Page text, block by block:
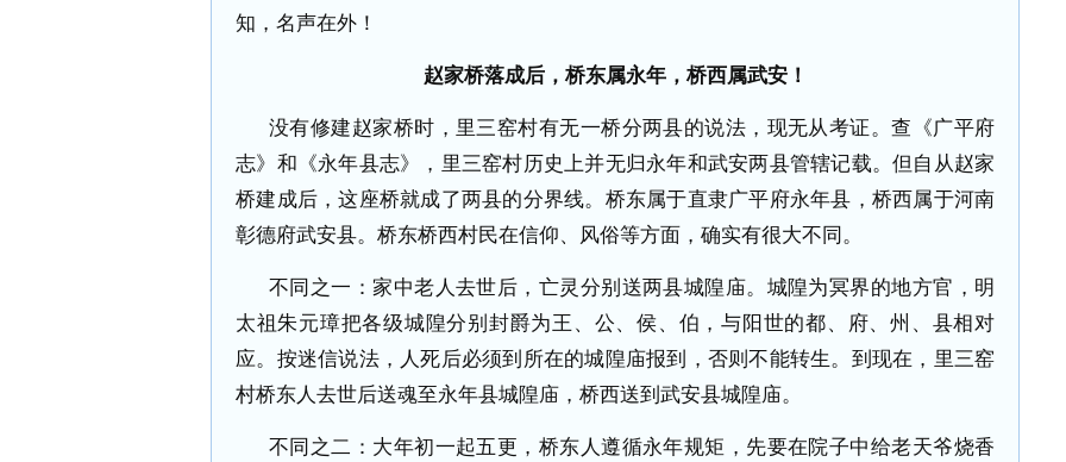
知，名声在外！
赵家桥落成后，桥东属永年，桥西属武安！
没有修建赵家桥时，里三窑村有无一桥分两县的说法，现无从考证。查《广平府
志》和《永年县志》，里三窑村历史上并无归永年和武安两县管辖记载。但自从赵家
桥建成后，这座桥就成了两县的分界线。桥东属于直隶广平府永年县，桥西属于河南
彰德府武安县。桥东桥西村民在信仰、风俗等方面，确实有很大不同。
不同之一：家中老人去世后，亡灵分别送两县城隍庙。城隍为冥界的地方官，明
太祖朱元璋把各级城隍分别封爵为王、公、侯、伯，与阳世的都、府、州、县相对
应。按迷信说法，人死后必须到所在的城隍庙报到，否则不能转生。到现在，里三窑
村桥东人去世后送魂至永年县城隍庙，桥西送到武安县城隍庙。
不同之二：大年初一起五更，桥东人遵循永年规矩，先要在院子中给老天爷烧香